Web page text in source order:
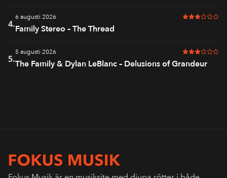
4.
6 augusti 2026 3 av 6 i
Family Stereo – The Thread
5.
5 augusti 2026 3 av 6 i
The Family & Dylan LeBlanc – Delusions of Grandeur